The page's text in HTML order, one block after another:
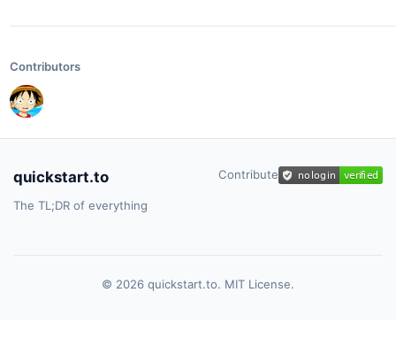
Contributors
quickstart.to
The TL;DR of everything
Contribute
© 2026 quickstart.to. MIT License.